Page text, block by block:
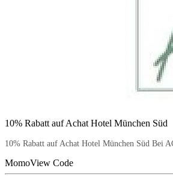
10% Rabatt auf Achat Hotel München Süd
10% Rabatt auf Achat Hotel München Süd Bei
MomoView Code